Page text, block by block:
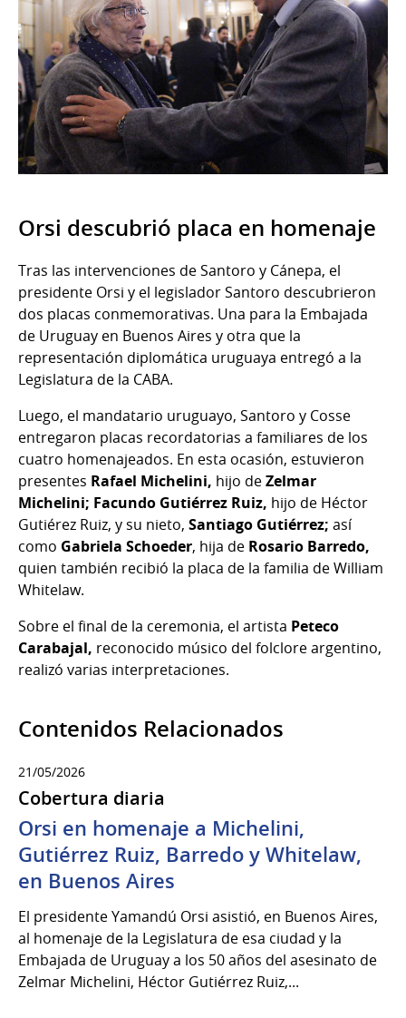
Orsi descubrió placa en homenaje
Tras las intervenciones de Santoro y Cánepa, el
presidente Orsi y el legislador Santoro descubrieron
dos placas conmemorativas. Una para la Embajada
de Uruguay en Buenos Aires y otra que la
representación diplomática uruguaya entregó a la
Legislatura de la CABA.
Luego, el mandatario uruguayo, Santoro y Cosse
entregaron placas recordatorias a familiares de los
cuatro homenajeados. En esta ocasión, estuvieron
presentes Rafael Michelini, hijo deZelmar
Michelini; Facundo Gutiérrez Ruiz, hijo de Héctor
Gutiérez Ruiz, y su nieto, Santiago Gutiérrez; así
como Gabriela Schoeder, hija de Rosario Barredo,
quien también recibió la placa de la familia de William
Whitelaw.
Sobre el final de la ceremonia, el artista Peteco
Carabajal, reconocido músico del folclore argentino,
realizó varias interpretaciones.
Contenidos Relacionados
21/05/2026
Cobertura diaria
Orsi en homenaje a Michelini,
Gutiérrez Ruiz, Barredo y Whitelaw,
en Buenos Aires
El presidente Yamandú Orsi asistió, en Buenos Aires,
al homenaje de la Legislatura de esa ciudad y la
Embajada de Uruguay a los 50 años del asesinato de
Zelmar Michelini, Héctor Gutiérrez Ruiz,...